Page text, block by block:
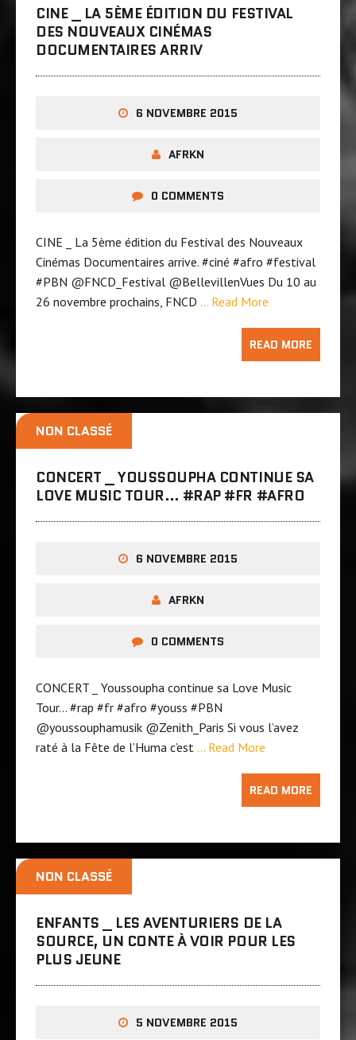
CINE _ LA 5ÈME ÉDITION DU FESTIVAL
DES NOUVEAUX CINÉMAS
DOCUMENTAIRES ARRIV
6 NOVEMBRE 2015
AFRKN
0 COMMENTS
CINE _ La 5ème édition du Festival des Nouveaux
Cinémas Documentaires arrive. ‪#‎ciné‬ ‪#‎afro‬ ‪#‎festival‬
‪#‎PBN‬ @FNCD_Festival @BellevillenVues Du 10 au
26 novembre prochains, FNCD … Read More
READ MORE
NON CLASSÉ
CONCERT _ YOUSSOUPHA CONTINUE SA
LOVE MUSIC TOUR… ‪#‎RAP‬ ‪#‎FR‬ ‪#‎AFRO‬
6 NOVEMBRE 2015
AFRKN
0 COMMENTS
CONCERT _ Youssoupha continue sa Love Music
Tour… ‪#‎rap‬ ‪#‎fr‬ ‪#‎afro‬ ‪#‎youss‬ ‪#‎PBN‬
@youssouphamusik @Zenith_Paris Si vous l’avez
raté à la Fête de l’Huma c’est … Read More
READ MORE
NON CLASSÉ
ENFANTS _ LES AVENTURIERS DE LA
SOURCE, UN CONTE À VOIR POUR LES
PLUS JEUNE
5 NOVEMBRE 2015